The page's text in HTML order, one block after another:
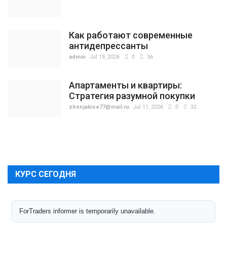
Как работают современные
антидепрессанты
admin Jul 19, 2026 0 36
Апартаменты и квартиры:
Стратегия разумной покупки
zhenjakise77@mail.ru Jul 11, 2026 0 32
КУРС СЕГОДНЯ